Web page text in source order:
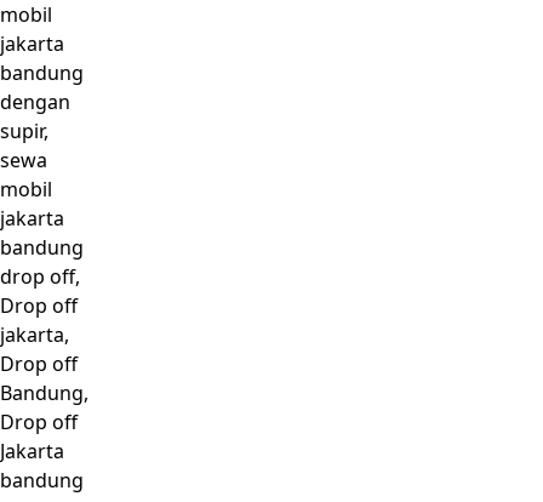
mobil
jakarta
bandung
dengan
supir,
sewa
mobil
jakarta
bandung
drop off,
Drop off
jakarta,
Drop off
Bandung,
Drop off
Jakarta
bandung